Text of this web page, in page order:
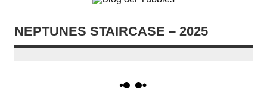
NEPTUNES STAIRCASE – 2025